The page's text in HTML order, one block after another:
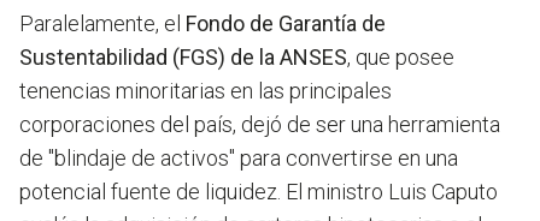
Paralelamente, el Fondo de Garantía de
Sustentabilidad (FGS) de la ANSES, que posee
tenencias minoritarias en las principales
corporaciones del país, dejó de ser una herramienta
de "blindaje de activos" para convertirse en una
potencial fuente de liquidez. El ministro Luis Caputo